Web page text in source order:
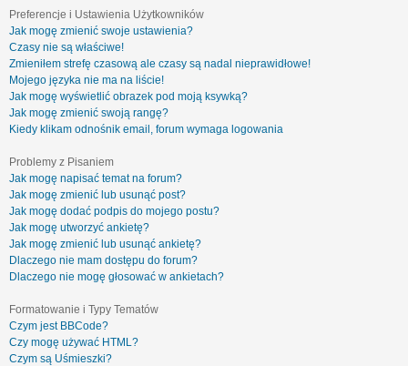
Preferencje i Ustawienia Użytkowników
Jak mogę zmienić swoje ustawienia?
Czasy nie są właściwe!
Zmieniłem strefę czasową ale czasy są nadal nieprawidłowe!
Mojego języka nie ma na liście!
Jak mogę wyświetlić obrazek pod moją ksywką?
Jak mogę zmienić swoją rangę?
Kiedy klikam odnośnik email, forum wymaga logowania
Problemy z Pisaniem
Jak mogę napisać temat na forum?
Jak mogę zmienić lub usunąć post?
Jak mogę dodać podpis do mojego postu?
Jak mogę utworzyć ankietę?
Jak mogę zmienić lub usunąć ankietę?
Dlaczego nie mam dostępu do forum?
Dlaczego nie mogę głosować w ankietach?
Formatowanie i Typy Tematów
Czym jest BBCode?
Czy mogę używać HTML?
Czym są Uśmieszki?